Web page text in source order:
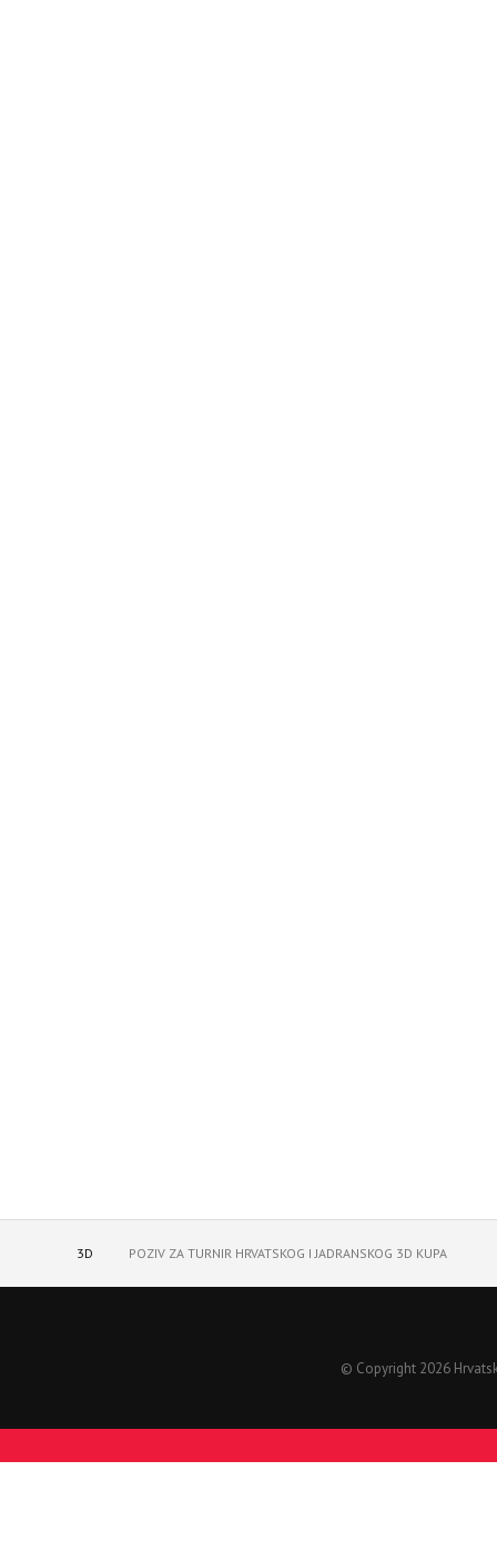
3D POZIV ZA TURNIR HRVATSKOG I JADRANSKOG 3D KUPA
© Copyright 2026